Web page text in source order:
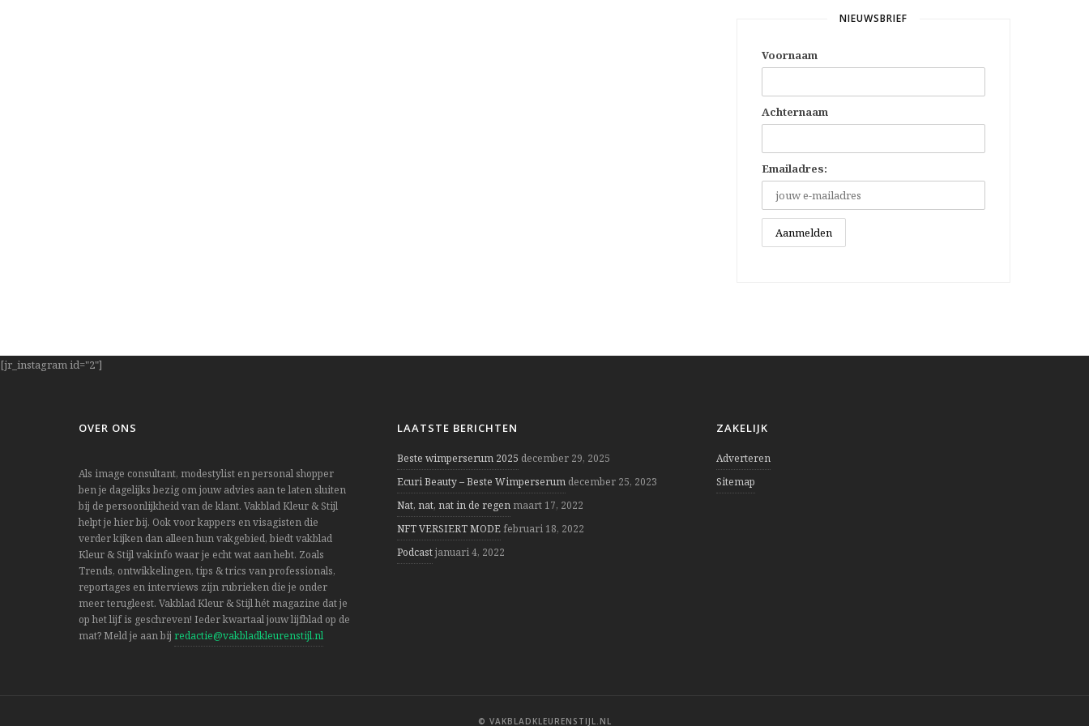
NIEUWSBRIEF
Voornaam
Achternaam
Emailadres:
[jr_instagram id="2"]
OVER ONS
Als image consultant, modestylist en personal shopper
ben je dagelijks bezig om jouw advies aan te laten sluiten
bij de persoonlijkheid van de klant. Vakblad Kleur & Stijl
helpt je hier bij. Ook voor kappers en visagisten die
verder kijken dan alleen hun vakgebied, biedt vakblad
Kleur & Stijl vakinfo waar je echt wat aan hebt. Zoals
Trends, ontwikkelingen, tips & trics van professionals,
reportages en interviews zijn rubrieken die je onder
meer terugleest. Vakblad Kleur & Stijl hét magazine dat je
op het lijf is geschreven! Ieder kwartaal jouw lijfblad op de
mat? Meld je aan bij redactie@vakbladkleurenstijl.nl
LAATSTE BERICHTEN
Beste wimperserum 2025 december 29, 2025
Ecuri Beauty – Beste Wimperserum december 25, 2023
Nat, nat, nat in de regen maart 17, 2022
NFT VERSIERT MODEfebruari 18, 2022
Podcastjanuari 4, 2022
ZAKELIJK
Adverteren
Sitemap
© VAKBLADKLEURENSTIJL.NL